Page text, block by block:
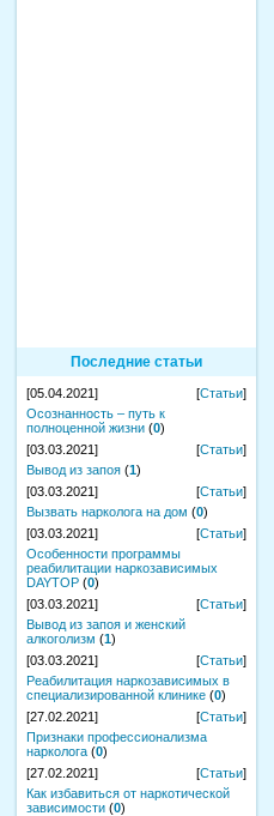
Последние статьи
[05.04.2021] [Статьи]
Осознанность – путь к
полноценной жизни (0)
[03.03.2021]
[Статьи]
Вывод из запоя (1)
[03.03.2021]
[Статьи]
Вызвать нарколога на дом (0)
[03.03.2021]
[Статьи]
Особенности программы
реабилитации наркозависимых
DAYTOP (0)
[03.03.2021]
[Статьи]
Вывод из запоя и женский
алкоголизм (1)
[03.03.2021]
[Статьи]
Реабилитация наркозависимых в
специализированной клинике (0)
[27.02.2021]
[Статьи]
Признаки профессионализма
нарколога (0)
[27.02.2021]
[Статьи]
Как избавиться от наркотической
зависимости (0)